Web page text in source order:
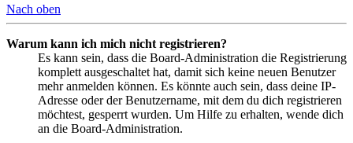
Nach oben
Warum kann ich mich nicht registrieren?
Es kann sein, dass die Board-Administration die Registrierung
komplett ausgeschaltet hat, damit sich keine neuen Benutzer
mehr anmelden können. Es könnte auch sein, dass deine IP-
Adresse oder der Benutzername, mit dem du dich registrieren
möchtest, gesperrt wurden. Um Hilfe zu erhalten, wende dich
an die Board-Administration.